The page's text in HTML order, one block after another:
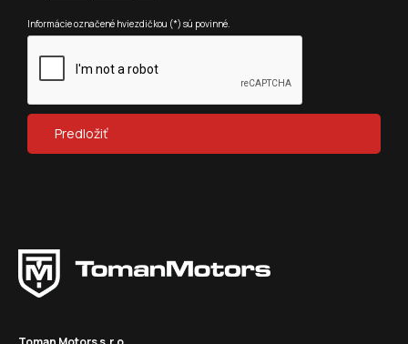
Informácie označené hviezdičkou (*) sú povinné.